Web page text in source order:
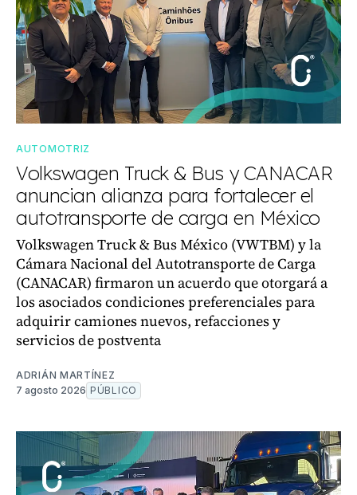
AUTOMOTRIZ
Volkswagen Truck & Bus y CANACAR
anuncian alianza para fortalecer el
autotransporte de carga en México
Volkswagen Truck & Bus México (VWTBM) y la
Cámara Nacional del Autotransporte de Carga
(CANACAR) firmaron un acuerdo que otorgará a
los asociados condiciones preferenciales para
adquirir camiones nuevos, refacciones y
servicios de postventa
ADRIÁN MARTÍNEZ
7 agosto 2026 PÚBLICO